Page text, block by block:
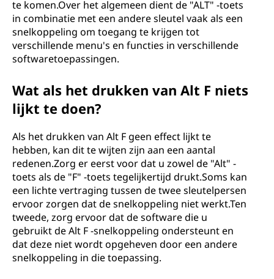
te komen.Over het algemeen dient de "ALT" -toets
in combinatie met een andere sleutel vaak als een
snelkoppeling om toegang te krijgen tot
verschillende menu's en functies in verschillende
softwaretoepassingen.
Wat als het drukken van Alt F niets
lijkt te doen?
Als het drukken van Alt F geen effect lijkt te
hebben, kan dit te wijten zijn aan een aantal
redenen.Zorg er eerst voor dat u zowel de "Alt" -
toets als de "F" -toets tegelijkertijd drukt.Soms kan
een lichte vertraging tussen de twee sleutelpersen
ervoor zorgen dat de snelkoppeling niet werkt.Ten
tweede, zorg ervoor dat de software die u
gebruikt de Alt F -snelkoppeling ondersteunt en
dat deze niet wordt opgeheven door een andere
snelkoppeling in die toepassing.